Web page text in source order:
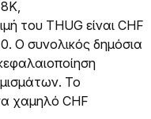
του THUG είναι CHF
Ο συνολικός δημόσια
Το
χαμηλό CHF